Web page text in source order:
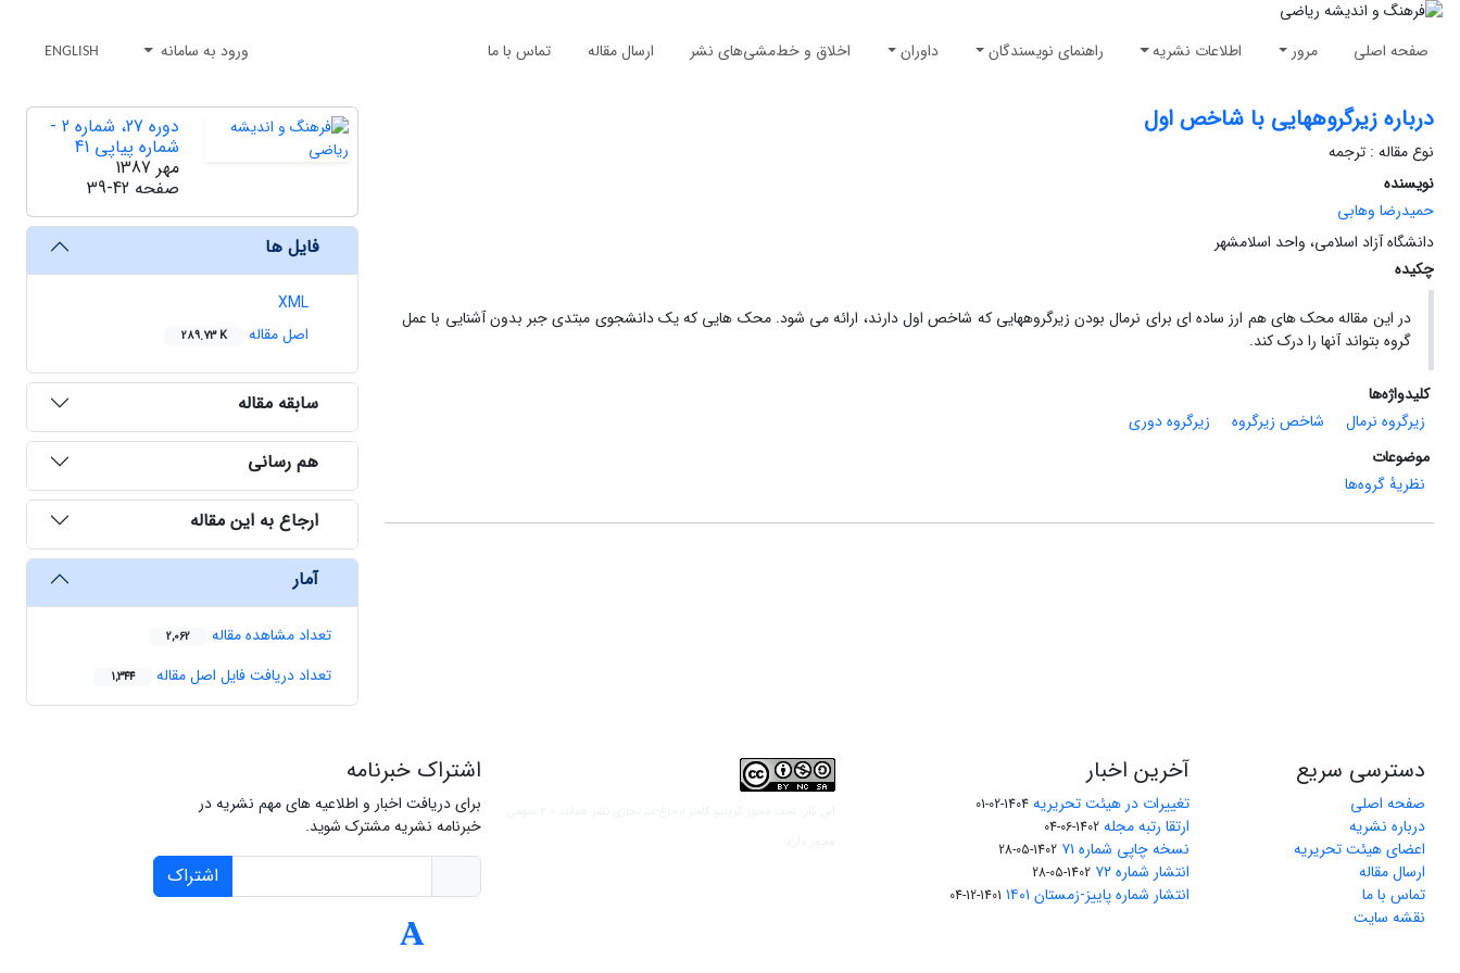
صفحه اصلی مرور اطلاعات نشریه راهنمای نویسندگان داوران اخلاق و خط‌مشی‌های نشر ارسال مقاله تماس با ما ورود به سامانه ENGLISH
درباره زیرگروههایی با شاخص اول
نوع مقاله : ترجمه
نویسنده
حمیدرضا وهابی
دانشگاه آزاد اسلامی، واحد اسلامشهر
چکیده
در این مقاله محک های هم ارز ساده ای برای نرمال بودن زیرگروههایی که شاخص اول دارند، ارائه می شود. محک هایی که یک دانشجوی مبتدی جبر بدون آشنایی با عمل
گروه بتواند آنها را درک کند.
کلیدواژه‌ها
زیرگروه نرمال
شاخص زیرگروه
زیرگروه دوری
موضوعات
نظریۀ گروه‌ها
دوره 27، شماره 2 -
شماره پیاپی 41
مهر 1387
صفحه 39-42
فایل ها
XML
اصل مقاله
289.73 K
سابقه مقاله
هم رسانی
ارجاع به این مقاله
آمار
تعداد مشاهده مقاله 2,062
تعداد دریافت فایل اصل مقاله 1,344
دسترسی سریع
صفحه اصلی
درباره نشریه
اعضای هیئت تحریریه
ارسال مقاله
تماس با ما
نقشه سایت
آخرین اخبار
تغییرات در هیئت تحریریه 1404-02-01
ارتقا رتبه مجله 1402-06-04
نسخه چاپی شماره ۷۱ 1402-05-28
انتشار شماره ۷۲ 1402-05-28
انتشار شماره پاییز-زمستان ۱۴۰۱ 1401-12-04
اشتراک خبرنامه
برای دریافت اخبار و اطلاعیه های مهم نشریه در
خبرنامه نشریه مشترک شوید.
اشتراک